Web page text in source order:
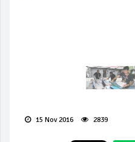
15 Nov 2016 2839